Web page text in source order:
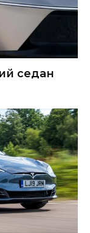
седан